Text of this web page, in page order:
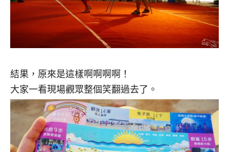
結果，原來是這樣啊啊啊啊！
大家一看現場觀眾整個笑翻過去了。